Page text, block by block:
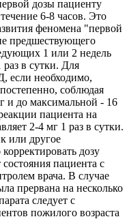
дозы пациенту
6-8 часов. Это
феномена "первой
предшествующего
1 или 2 недель
в сутки. Для
если необходимо,
соблюдая
и до максимальной - 16
пациента на
2-4 мг 1 раз в сутки.
или другое
дозу
пациента с
врача. В случае
прервана на несколько
следует с
пожилого возраста